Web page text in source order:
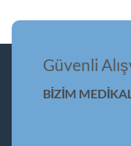
Güvenli
BİZİM